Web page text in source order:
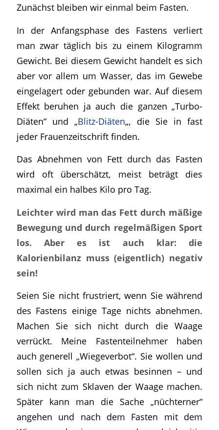
Zunächst bleiben wir einmal beim Fasten.
In der Anfangsphase des Fastens verliert
man zwar täglich bis zu einem Kilogramm
Gewicht. Bei diesem Gewicht handelt es sich
aber vor allem um Wasser, das im Gewebe
eingelagert oder gebunden war. Auf diesem
Effekt beruhen ja auch die ganzen „Turbo-
Diäten“ und „Blitz-Diäten„, die Sie in fast
jeder Frauenzeitschrift finden.
Das Abnehmen von Fett durch das Fasten
wird oft überschätzt, meist beträgt dies
maximal ein halbes Kilo pro Tag.
Leichter wird man das Fett durch mäßige
Bewegung und durch regelmäßigen Sport
los. Aber es ist auch klar: die
Kalorienbilanz muss (eigentlich) negativ
sein!
Seien Sie nicht frustriert, wenn Sie während
des Fastens einige Tage nichts abnehmen.
Machen Sie sich nicht durch die Waage
verrückt. Meine Fastenteilnehmer haben
auch generell „Wiegeverbot“. Sie wollen und
sollen sich ja auch etwas besinnen – und
sich nicht zum Sklaven der Waage machen.
Später kann man die Sache „nüchterner“
angehen und nach dem Fasten mit dem